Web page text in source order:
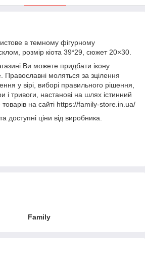
в темному фігурному
розмір кіота 39*29, сюжет 20×30.
Ви можете придбати ікону
Православні моляться за зцілення
у вірі, виборі правильного рішення,
і тривоги, настанові на шлях істинний
на сайті https://family-store.in.ua/
доступні ціни від виробника.
Family